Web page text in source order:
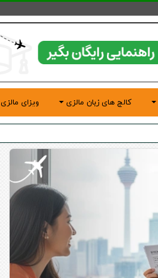
کالج های زبان مالزی ویزای مالزی